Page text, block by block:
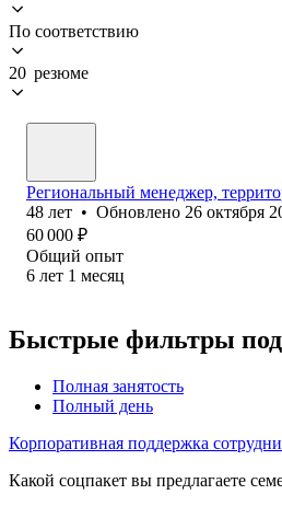
По соответствию
20 резюме
Региональный менеджер,
48 лет • Обновлено 26 октября
60 000 ₽
Общий опыт
6 лет 1 месяц
Быстрые фильтры
Полная занятость
Полный день
Корпоративная поддержка
Какой соцпакет вы предлагаете